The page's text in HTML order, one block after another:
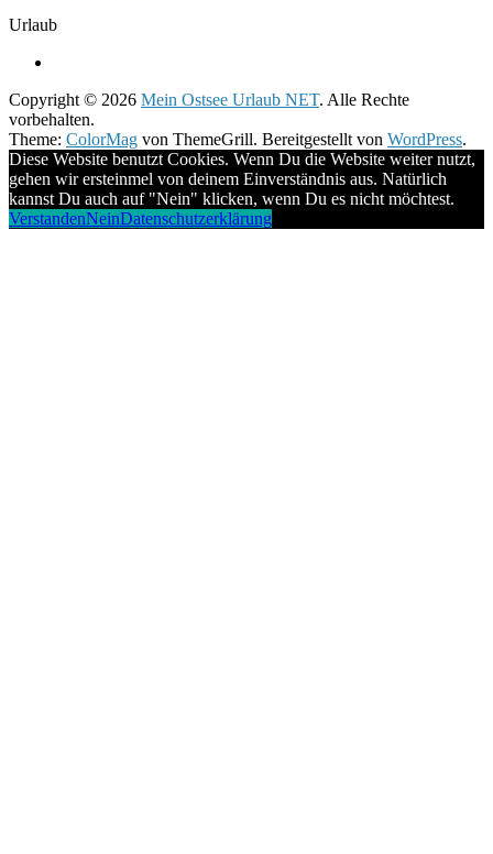
Urlaub
Copyright © 2026 Mein Ostsee Urlaub NET. Alle Rechte
vorbehalten.
Theme: ColorMag von ThemeGrill. Bereitgestellt von WordPress.
Diese Website benutzt Cookies. Wenn Du die Website weiter nutzt,
gehen wir ersteinmel von deinem Einverständnis aus. Natürlich
kannst Du auch auf "Nein" klicken, wenn Du es nicht möchtest.
VerstandenNeinDatenschutzerklärung